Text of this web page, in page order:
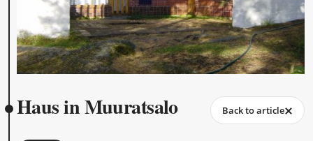
Haus in Muuratsalo Back to article